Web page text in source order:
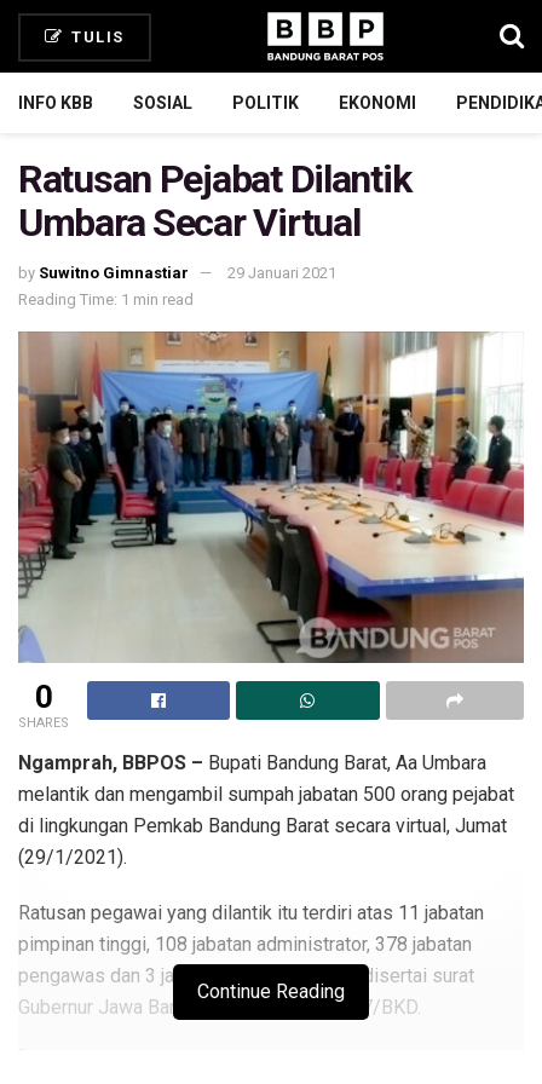
TULIS
INFO KBB SOSIAL POLITIK EKONOMI
Ratusan Pejabat Dilantik
Umbara Secar Virtual
by Suwitno Gimnastiar
29 Januari 2021
Reading Time: 1 min read
0
SHARES
Ngamprah, BBPOS – Bupati Bandung Barat, Aa Umbara
melantik dan mengambil sumpah jabatan 500 orang pejabat
di lingkungan Pemkab Bandung Barat secara virtual, Jumat
(29/1/2021).
Ratusan pegawai yang dilantik itu terdiri atas 11 jabatan
pimpinan tinggi, 108 jabatan administrator, 378 jabatan
pengawas dan 3 jabatan fungsional yang disertai surat
Gubernur Jawa Barat Nomor 4891/KPG.07/BKD.
“Pelantikan tersebut sebagai bentuk implementasi
Continue Reading